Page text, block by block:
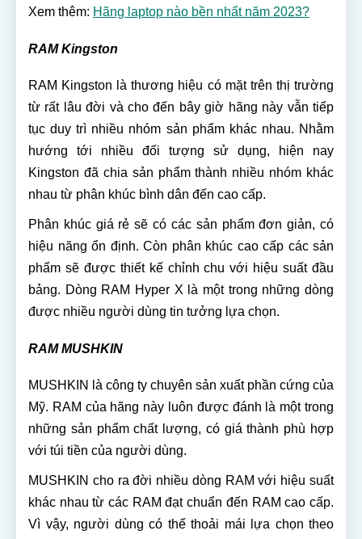
Xem thêm: Hãng laptop nào bền nhất năm 2023?
RAM Kingston
RAM Kingston là thương hiệu có mặt trên thị trường
từ rất lâu đời và cho đến bây giờ hãng này vẫn tiếp
tục duy trì nhiều nhóm sản phẩm khác nhau. Nhằm
hướng tới nhiều đối tượng sử dụng, hiện nay
Kingston đã chia sản phẩm thành nhiều nhóm khác
nhau từ phân khúc bình dân đến cao cấp.
Phân khúc giá rẻ sẽ có các sản phẩm đơn giản, có
hiệu năng ổn định. Còn phân khúc cao cấp các sản
phẩm sẽ được thiết kế chỉnh chu với hiệu suất đầu
bảng. Dòng RAM Hyper X là một trong những dòng
được nhiều người dùng tin tưởng lựa chọn.
RAM MUSHKIN
MUSHKIN là công ty chuyên sản xuất phần cứng của
Mỹ. RAM của hãng này luôn được đánh là một trong
những sản phẩm chất lượng, có giá thành phù hợp
với túi tiền của người dùng.
MUSHKIN cho ra đời nhiều dòng RAM với hiệu suất
khác nhau từ các RAM đạt chuẩn đến RAM cao cấp.
Vì vậy, người dùng có thể thoải mái lựa chọn theo